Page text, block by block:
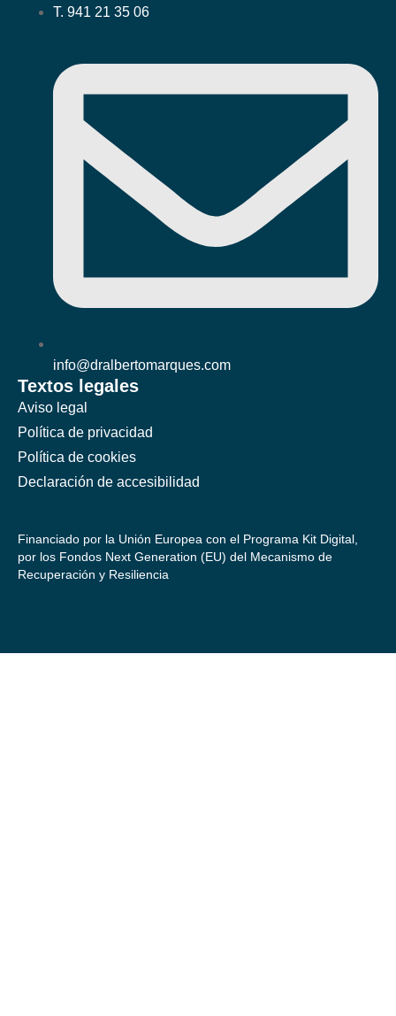
T. 941 21 35 06
info@dralbertomarques.com
Textos legales
Aviso legal
Política de privacidad
Política de cookies
Declaración de accesibilidad
Financiado por la Unión Europea con el Programa Kit Digital,
por los Fondos Next Generation (EU) del Mecanismo de
Recuperación y Resiliencia